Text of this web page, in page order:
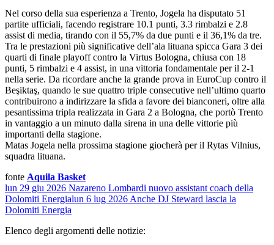
Nel corso della sua esperienza a Trento, Jogela ha disputato 51
partite ufficiali, facendo registrare 10.1 punti, 3.3 rimbalzi e 2.8
assist di media, tirando con il 55,7% da due punti e il 36,1% da tre.
Tra le prestazioni più significative dell’ala lituana spicca Gara 3 dei
quarti di finale playoff contro la Virtus Bologna, chiusa con 18
punti, 5 rimbalzi e 4 assist, in una vittoria fondamentale per il 2-1
nella serie. Da ricordare anche la grande prova in EuroCup contro il
Beşiktaş, quando le sue quattro triple consecutive nell’ultimo quarto
contribuirono a indirizzare la sfida a favore dei bianconeri, oltre alla
pesantissima tripla realizzata in Gara 2 a Bologna, che portò Trento
in vantaggio a un minuto dalla sirena in una delle vittorie più
importanti della stagione.
Matas Jogela nella prossima stagione giocherà per il Rytas Vilnius,
squadra lituana.
fonte Aquila Basket
lun 29 giu 2026 Nazareno Lombardi nuovo assistant coach della
Dolomiti Energialun 6 lug 2026 Anche DJ Steward lascia la
Dolomiti Energia
Elenco degli argomenti delle notizie: